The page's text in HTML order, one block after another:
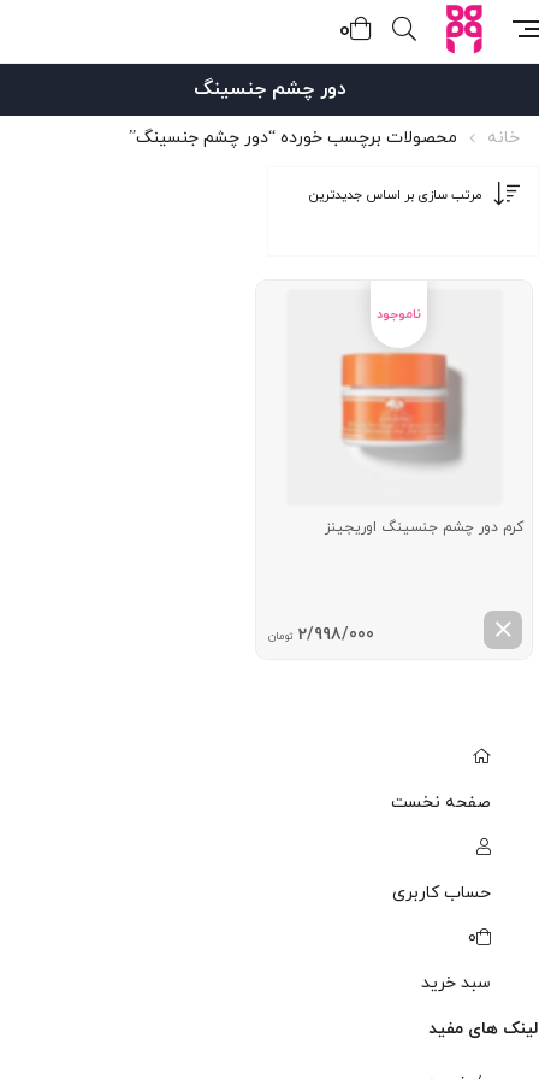
0
دور چشم جنسينگ
خانه محصولات برچسب خورده “دور چشم جنسينگ”
کرم دور چشم جنسینگ اوریجینز
2/998/000 تومان
صفحه نخست
حساب کاربری
0
سبد خرید
لینک های مفید